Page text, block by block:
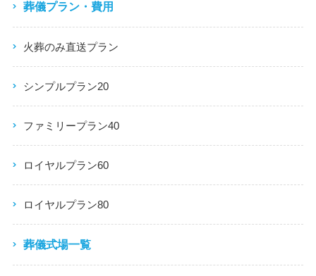
葬儀プラン・費用
火葬のみ直送プラン
シンプルプラン20
ファミリープラン40
ロイヤルプラン60
ロイヤルプラン80
葬儀式場一覧